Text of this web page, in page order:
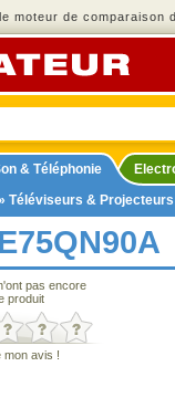
moteur de comparaison
& Téléphonie
Téléviseurs & Projecteurs
pas encore
produit
mon avis !